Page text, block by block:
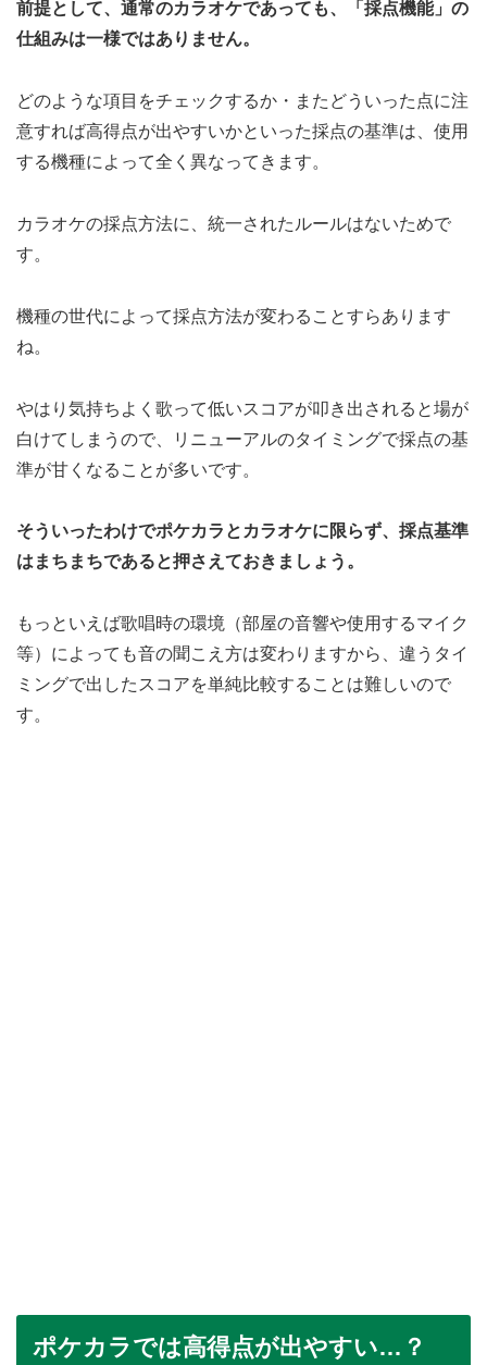
前提として、通常のカラオケであっても、「採点機能」の
仕組みは一様ではありません。
どのような項目をチェックするか・またどういった点に注
意すれば高得点が出やすいかといった採点の基準は、使用
する機種によって全く異なってきます。
カラオケの採点方法に、統一されたルールはないためで
す。
機種の世代によって採点方法が変わることすらあります
ね。
やはり気持ちよく歌って低いスコアが叩き出されると場が
白けてしまうので、リニューアルのタイミングで採点の基
準が甘くなることが多いです。
そういったわけでポケカラとカラオケに限らず、採点基準
はまちまちであると押さえておきましょう。
もっといえば歌唱時の環境（部屋の音響や使用するマイク
等）によっても音の聞こえ方は変わりますから、違うタイ
ミングで出したスコアを単純比較することは難しいので
す。
ポケカラでは高得点が出やすい…？